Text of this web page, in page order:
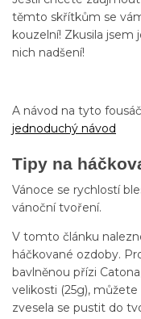
těmto skřítkům se
kouzelní! Zkusila jsem
nich nadšení!
A návod na tyto
jednoduchý návod
Tipy na
Vánoce se rychlostí
vánoční tvoření.
V tomto článku
háčkované ozdoby.
bavlněnou přízi
velikosti (25g),
zvesela se pustit do